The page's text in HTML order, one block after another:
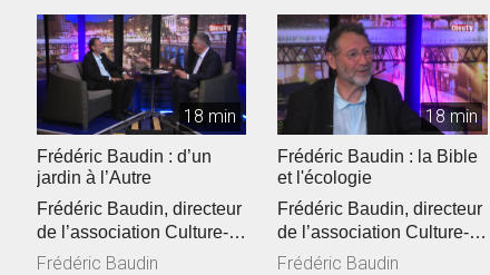
18 min
Frédéric Baudin : d’un
jardin à l’Autre
Frédéric Baudin, directeur
de l’association Culture-
Environnement-Médias
Frédéric Baudin
18 min
Frédéric Baudin : la Bible
et l'écologie
Frédéric Baudin, directeur
de l’association Culture-
Environnement-Médias
Frédéric Baudin